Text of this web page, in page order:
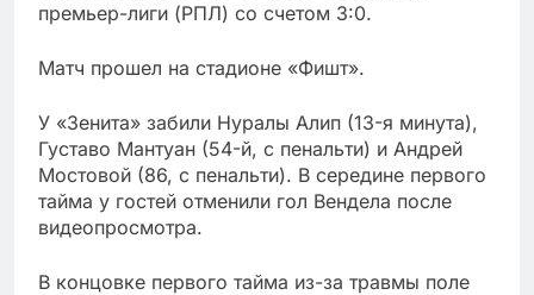
премьер-лиги (РПЛ) со счетом 3:0.
Матч прошел на стадионе «Фишт».
У «Зенита» забили Нуралы Алип (13-я минута),
Густаво Мантуан (54-й, с пенальти) и Андрей
Мостовой (86, с пенальти). В середине первого
тайма у гостей отменили гол Вендела после
видеопросмотра.
В концовке первого тайма из-за травмы поле